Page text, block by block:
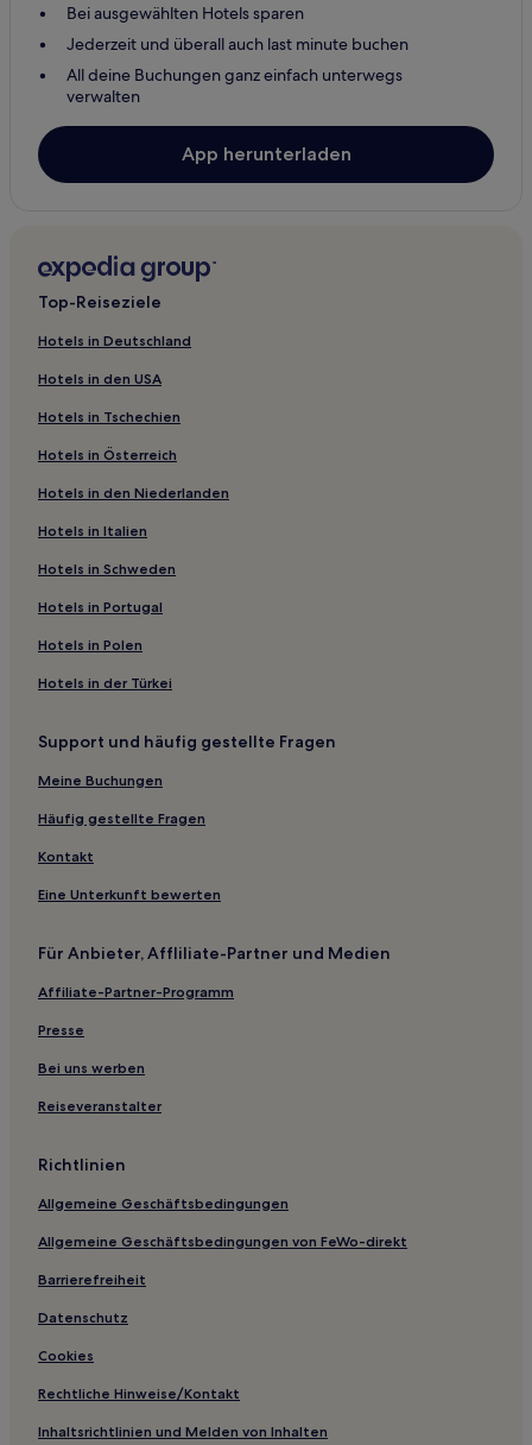
Bei ausgewählten Hotels sparen
Jederzeit und überall auch last minute buchen
All deine Buchungen ganz einfach unterwegs
verwalten
App herunterladen
Top-Reiseziele
Hotels in Deutschland
Hotels in den USA
Hotels in Tschechien
Hotels in Österreich
Hotels in den Niederlanden
Hotels in Italien
Hotels in Schweden
Hotels in Portugal
Hotels in Polen
Hotels in der Türkei
Support und häufig gestellte Fragen
Meine Buchungen
Häufig gestellte Fragen
Kontakt
Eine Unterkunft bewerten
Für Anbieter, Affliliate-Partner und Medien
Affiliate-Partner-Programm
Presse
Bei uns werben
Reiseveranstalter
Richtlinien
Allgemeine Geschäftsbedingungen
Allgemeine Geschäftsbedingungen von FeWo-direkt
Barrierefreiheit
Datenschutz
Cookies
Rechtliche Hinweise/Kontakt
Inhaltsrichtlinien und Melden von Inhalten